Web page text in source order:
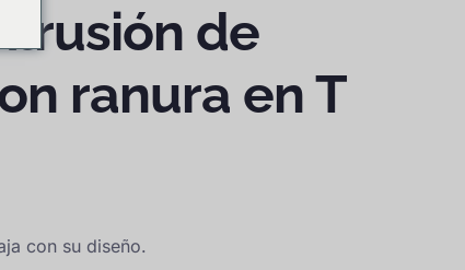
de
ranura en T
con su diseño.